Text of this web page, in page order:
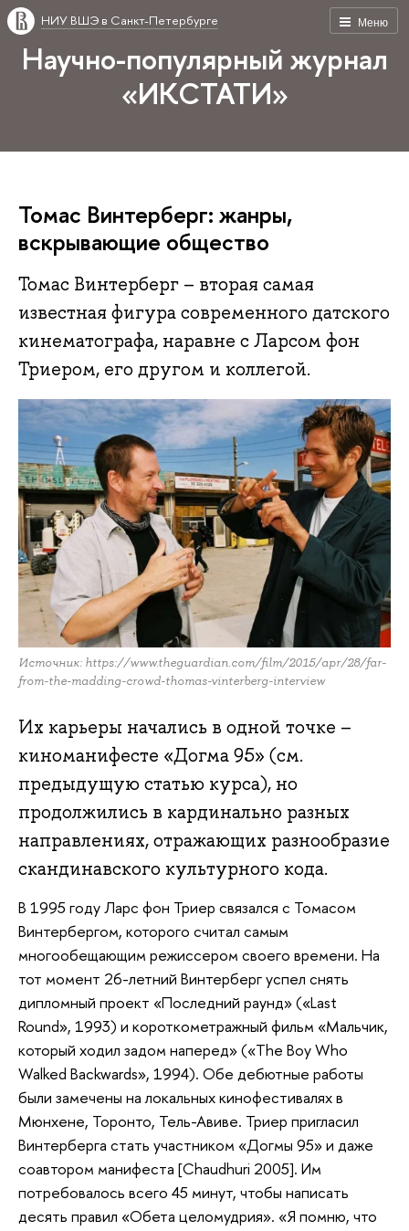
Меню
НИУ ВШЭ в Санкт-Петербурге
Научно-популярный журнал
«ИКСТАТИ»
Томас Винтерберг: жанры,
вскрывающие общество
Томас Винтерберг – вторая самая
известная фигура современного датского
кинематографа, наравне с Ларсом фон
Триером, его другом и коллегой.
Источник: https://www.theguardian.com/film/2015/apr/28/far-
from-the-madding-crowd-thomas-vinterberg-interview
Их карьеры начались в одной точке –
киноманифесте «Догма 95» (см.
предыдущую статью курса), но
продолжились в кардинально разных
направлениях, отражающих разнообразие
скандинавского культурного кода.
В 1995 году Ларс фон Триер связался с Томасом
Винтербергом, которого считал самым
многообещающим режиссером своего времени. На
тот момент 26-летний Винтерберг успел снять
дипломный проект «Последний раунд» («Last
Round», 1993) и короткометражный фильм «Мальчик,
который ходил задом наперед» («The Boy Who
Walked Backwards», 1994). Обе дебютные работы
были замечены на локальных кинофестивалях в
Мюнхене, Торонто, Тель-Авиве. Триер пригласил
Винтерберга стать участником «Догмы 95» и даже
соавтором манифеста [Chaudhuri 2005]. Им
потребовалось всего 45 минут, чтобы написать
десять правил «Обета целомудрия». «Я помню, что